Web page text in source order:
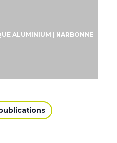
ALUMINIUM | NARBONNE